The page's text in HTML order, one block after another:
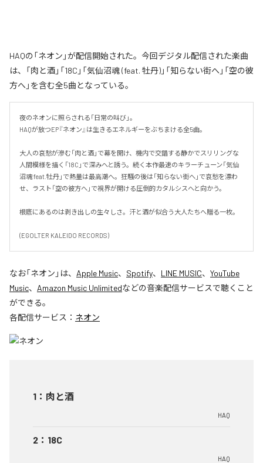
HAQの「ネオン」が配信開始された。今回デジタル配信された楽曲
は、「肉と酒」「18C」「気仙沼魂 (feat. 牡丹)」「知らない街へ」「空の彼
方へ」を含む全5曲となっている。
夜のネオンに照らされる「日常の叫び」。
HAQが放つEP『ネオン』は生きるエネルギーをぶちまける全5曲。
大人の哀愁が滲む「肉と酒」で幕を開け、機内で交錯する静かでスリリングな
人間模様を描く「18C」で深みへと誘う。続く本作最速のキラーチューン「気仙
沼魂 feat.牡丹」で熱量は最高潮へ。狂騒の後は「知らない街へ」で哀愁を漂わ
せ、ラスト「空の彼方へ」で視界が開ける圧倒的カタルシスへと向かう。
根底にあるのは剥き出しの生々しさ。汗と酒が似合う大人たちへ贈る一枚。
(EGOLTER KALEIDO RECORDS)
なお「ネオン 」は、 Apple Music、 Spotify、 LINE MUSIC、 YouTube
Music、 Amazon Music Unlimitedなどの音楽配信サービスで聴くこと
ができる。
各配信サービス： ネオン
1 ： 肉と酒
HAQ
2 ： 18C
HAQ